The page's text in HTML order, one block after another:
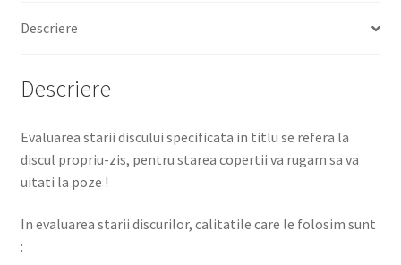
Descriere
Descriere
Evaluarea starii discului specificata in titlu se refera la
discul propriu-zis, pentru starea copertii va rugam sa va
uitati la poze !
In evaluarea starii discurilor, calitatile care le folosim sunt
: